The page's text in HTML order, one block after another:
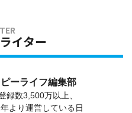
イター
ーライフ編集部
録数3,500万以上、
より運営している日